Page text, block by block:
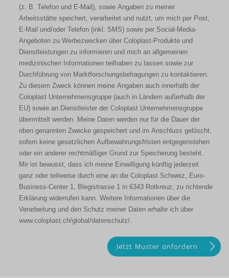
(z. B. Telefon und E-Mail), sowie Angaben zu meiner
Arbeitsstätte speichert, verarbeitet und nutzt, um mich per Post,
E-Mail und/oder Telefon (inkl. SMS) sowie per Social-Media-
Angeboten zu Werbezwecken über Coloplast-Produkte und
Dienstleistungen zu informieren und mich an allgemeinen
medizinischen Informationen teilhaben zu lassen sowie zur
Durchführung von Marktforschungsbefragungen zu kontaktieren.
Zu diesem Zweck können meine Angaben auch innerhalb der
Coloplast Unternehmensgruppe (auch in Ländern außerhalb der
EU) sowie an Dienstleister der Coloplast Unternehmensgruppe
übermittelt werden. Meine Daten werden nur für die Dauer der
oben genannten Zwecke gespeichert und im Anschluss gelöscht,
sofern keine gesetzlichen Aufbewahrungsfristen entgegenstehen
oder ein anderer rechtmäßiger Grund zur Speicherung besteht.
Mir ist bewusst, dass ich meine Einwilligung künftig jederzeit
ganz oder teilweise durch eine an die Coloplast Schweiz, Euro-
Business-Center 1, Blegistrasse 1 in 6343 Rotkreuz, zu richtende
Erklärung widerrufen kann. Weitere Informationen über die
Verarbeitung und den Schutz meiner Daten erhalte ich über
www.coloplast.ch/global/datenschutz/.